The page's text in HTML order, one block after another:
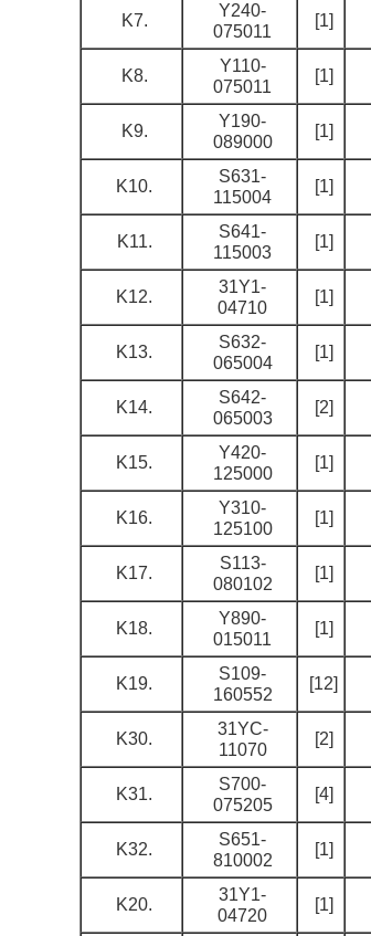
K7.
Y240-
075011
[1]
K8.
Y110-
075011
[1]
K9.
Y190-
089000
[1]
K10.
S631-
115004
[1]
K11.
S641-
115003
[1]
K12.
31Y1-
04710
[1]
K13.
S632-
065004
[1]
K14.
S642-
065003
[2]
K15.
Y420-
125000
[1]
K16.
Y310-
125100
[1]
K17.
S113-
080102
[1]
K18.
Y890-
015011
[1]
K19.
S109-
160552
[12]
K30.
31YC-
11070
[2]
K31.
S700-
075205
[4]
K32.
S651-
810002
[1]
K20.
31Y1-
04720
[1]